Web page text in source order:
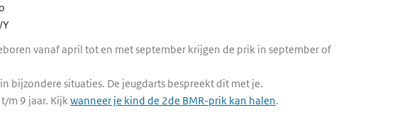
vanaf april tot en met september krijgen de prik in september of
bijzondere situaties. De jeugdarts bespreekt dit met je.
m 9 jaar. Kijkwanneer je kind de 2de BMR-prik kan halen.